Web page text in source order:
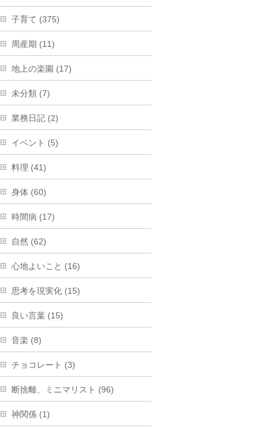
子育て (375)
周産期 (11)
地上の楽園 (17)
未分類 (7)
業務日記 (2)
イベント (5)
料理 (41)
身体 (60)
時間病 (17)
自然 (62)
心地よいこと (16)
思考を現実化 (15)
良い言葉 (15)
音楽 (8)
チョコレート (3)
断捨離、ミニマリスト (96)
神関係 (1)